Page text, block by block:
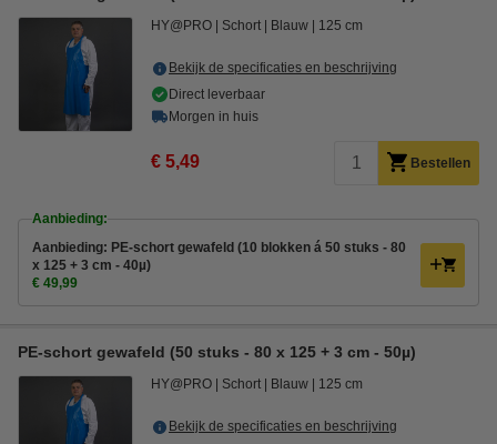
HY@PRO Schort Blauw 125 cm
Bekijk de specificaties en beschrijving
Direct leverbaar
Morgen in huis
€ 5,49 Bestellen
Aanbieding:
Aanbieding: PE-schort gewafeld (10 blokken á 50 stuks - 80
x 125 + 3 cm - 40µ)
€ 49,99
PE-schort gewafeld (50 stuks - 80 x 125 + 3 cm - 50µ)
HY@PRO Schort Blauw 125 cm
Bekijk de specificaties en beschrijving